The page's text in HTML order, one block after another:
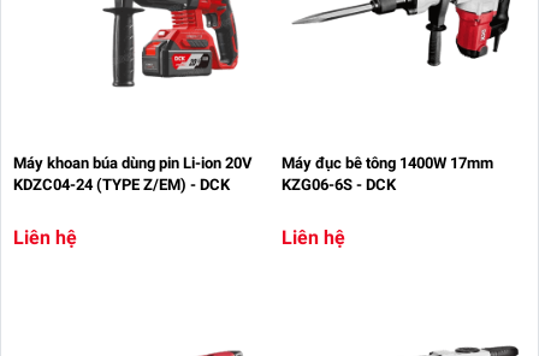
Máy khoan búa dùng pin Li-ion 20V
KDZC04-24 (TYPE Z/EM) - DCK
Liên hệ
Máy đục bê tông 1400W 17mm
KZG06-6S - DCK
Liên hệ